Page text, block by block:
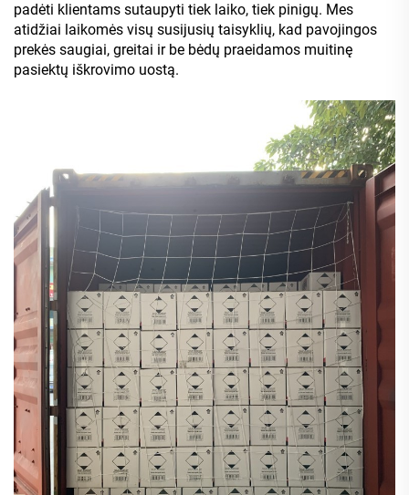
padėti klientams sutaupyti tiek laiko, tiek pinigų. Mes
atidžiai laikomės visų susijusių taisyklių, kad pavojingos
prekės saugiai, greitai ir be bėdų praeidamos muitinę
pasiektų iškrovimo uostą.